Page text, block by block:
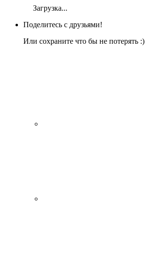
Загрузка...
Поделитесь с друзьями!
Или сохраните что бы не потерять :)